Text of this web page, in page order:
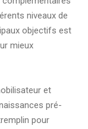
niveaux de
objectifs est
mieux
et
pré-
pour